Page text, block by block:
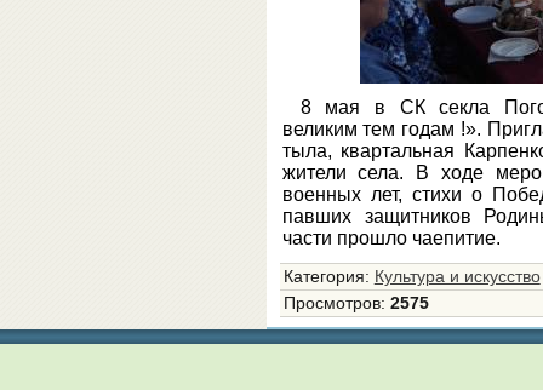
8 мая в СК секла
великим тем годам !».
тыла, квартальная
жители села. В ходе
военных лет, стихи о
павших защитников
части прошло чаепитие.
Категория: Культура и искусство
Просмотров: 2575